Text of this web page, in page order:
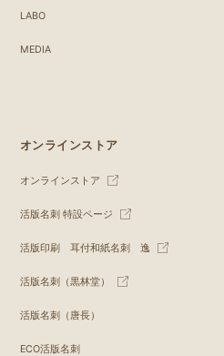
LABO
MEDIA
オンラインストア
オンラインストア
活版名刺 特設ページ
活版印刷 耳付和紙名刺 逸
活版名刺（黒林堂）
活版名刺（唐長）
ECO活版名刺